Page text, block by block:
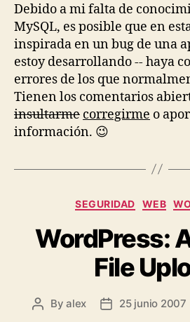
Debido a mi falta de
MySQL, es posible que en
inspirada en un bug de una
estoy desarrollando -- haya
errores de los que
Tienen los comentarios
insultarme corregirme o
información. 😉
SEGURIDAD WEB
WordPress:
File
PostByalex
Post25 junio 2007